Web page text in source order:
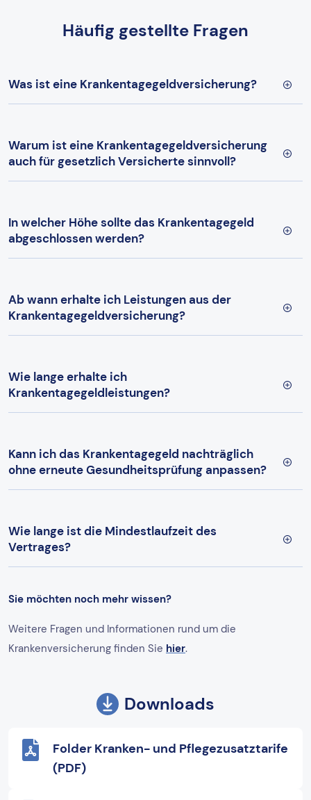
Häufig gestellte Fragen
Was ist eine Krankentagegeldversicherung?
Warum ist eine Krankentagegeldversicherung
auch für gesetzlich Versicherte sinnvoll?
In welcher Höhe sollte das Krankentagegeld
abgeschlossen werden?
Ab wann erhalte ich Leistungen aus der
Krankentagegeldversicherung?
Wie lange erhalte ich
Krankentagegeldleistungen?
Kann ich das Krankentagegeld nachträglich
ohne erneute Gesundheitsprüfung anpassen?
Wie lange ist die Mindestlaufzeit des
Vertrages?
Sie möchten noch mehr wissen?
Weitere Fragen und Informationen rund um die
Krankenversicherung finden Sie hier.
Downloads
Folder Kranken- und Pflegezusatztarife
(PDF)